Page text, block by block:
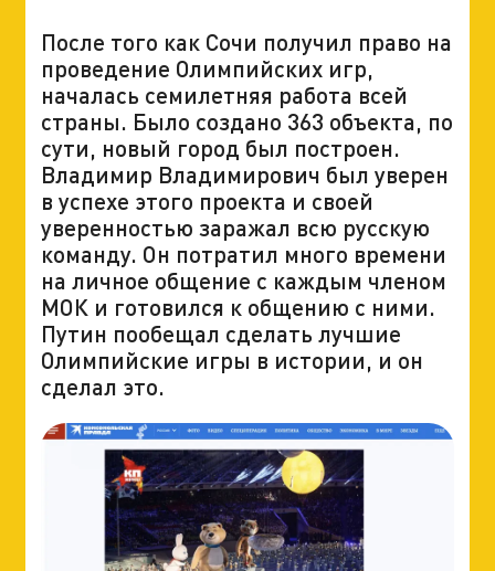
После того как Сочи получил право на
проведение Олимпийских игр,
началась семилетняя работа всей
страны. Было создано 363 объекта, по
сути, новый город был построен.
Владимир Владимирович был уверен
в успехе этого проекта и своей
уверенностью заражал всю русскую
команду. Он потратил много времени
на личное общение с каждым членом
МОК и готовился к общению с ними.
Путин пообещал сделать лучшие
Олимпийские игры в истории, и он
сделал это.